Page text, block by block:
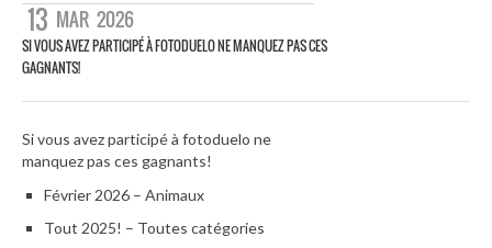
13 MAR 2026
SI VOUS AVEZ PARTICIPÉ À FOTODUELO NE MANQUEZ PAS CES
GAGNANTS!
Si vous avez participé à fotoduelo ne
manquez pas ces gagnants!
Février 2026 – Animaux
Tout 2025! – Toutes catégories